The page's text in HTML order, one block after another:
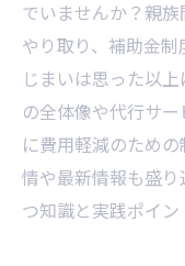
でいませんか？親
やり取り、補助金
じまいは思った以
の全体像や代行サ
に費用軽減のため
情や最新情報も盛
つ知識と実践ポイン